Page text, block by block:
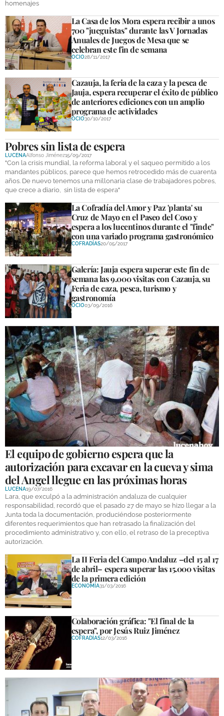
GALERÍAS
homenajes
La Casa de los Mora espera recibir a unos
700 "jueguistas" durante las V Jornadas
Anuales de Juegos de Mesa que se
celebran este fin de semana
OCIO28/11/2017
Cazauja, la feria de la caza y la pesca de
Jauja, espera recuperar el éxito de público
de anteriores ediciones con un amplio
programa de actividades
OCIO30/10/2017
Pobres sin lista de espera
LUCENAAlfonso Jiménez15/09/2017
"Con la crisis mundial, la reforma laboral y el saqueo permitido a los
mandantes públicos, parece que hemos retrocedido más de cuarenta
años. De nuevo tenemos una millonaria clase de trabajadores pobres,
que crece a diario, sin lista de espera"
La Cofradía del Amor y Paz 'planta' su
Cruz de Mayo en el Paseo del Coso y
espera a los lucentinos durante el "finde"
con una variado programa gastronómico
COFRADÍAS20/05/2017
Galería: Jauja espera superar este fin de
semana las 9.000 visitas con Cazauja, su
Feria de caza, pesca, turismo y
gastronomía
OCIO03/09/2016
El equipo de gobierno espera que la
autorización para excavar en la cueva y sima
del Angel llegue en las próximas horas
LUCENA19/07/2016
Lara, que exculpó a la administración andaluza de cualquier
responsabilidad, recordó que el pasado 27 de mayo se hizo llegar a la
Junta toda la documentación, produciéndose posteriormente
diferentes requerimientos que han retrasado la finalización del
procedimiento administrativo y, con ello, el retraso de la preceptiva
autorización.
La II Feria del Campo Andaluz –del 15 al 17
de abril– espera superar las 15.000 visitas
de la primera edición
ECONOMÍA31/03/2016
Colaboración gráfica: "El final de la
espera", por Jesús Ruiz Jiménez
COFRADÍAS12/03/2016